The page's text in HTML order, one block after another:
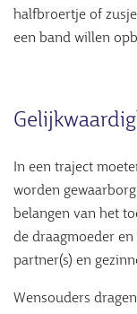
halfbroertje of
een band willen
In een traject
worden
belangen van het
de draagmoeder
partner(s) en
Wensouders